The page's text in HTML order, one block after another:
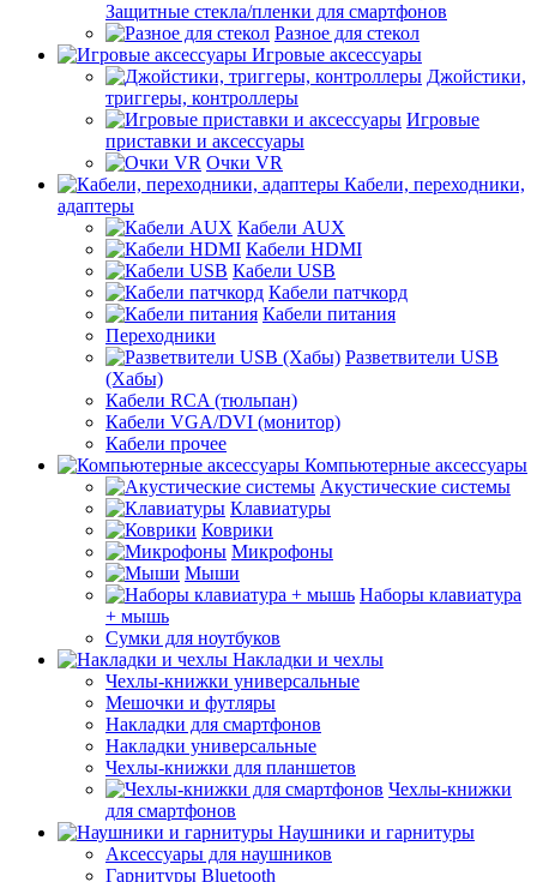
Защитные стекла/пленки для смартфонов
Разное для стекол
Игровые аксессуары
Джойстики,
триггеры, контроллеры
Игровые
приставки и аксессуары
Очки VR
Кабели, переходники,
адаптеры
Кабели AUX
Кабели HDMI
Кабели USB
Кабели патчкорд
Кабели питания
Переходники
Разветвители USB
(Хабы)
Кабели RCA (тюльпан)
Кабели VGA/DVI (монитор)
Кабели прочее
Компьютерные аксессуары
Акустические системы
Клавиатуры
Коврики
Микрофоны
Мыши
Наборы клавиатура
+ мышь
Сумки для ноутбуков
Накладки и чехлы
Чехлы-книжки универсальные
Мешочки и футляры
Накладки для смартфонов
Накладки универсальные
Чехлы-книжки для планшетов
Чехлы-книжки
для смартфонов
Наушники и гарнитуры
Аксессуары для наушников
Гарнитуры Bluetooth